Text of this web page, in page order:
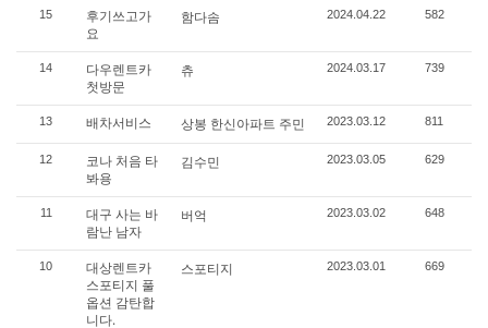
15
후기쓰고가
요
함다솜 2024.04.22 582
14
다우렌트카
첫방문
츄 2024.03.17 739
13 배차서비스 상봉 한신아파트 주민 2023.03.12 811
12
코나 처음 타
봐용
김수민 2023.03.05 629
11
대구 사는 바
람난 남자
버억 2023.03.02 648
10
대상렌트카
스포티지 풀
옵션 감탄합
니다.
스포티지 2023.03.01 669